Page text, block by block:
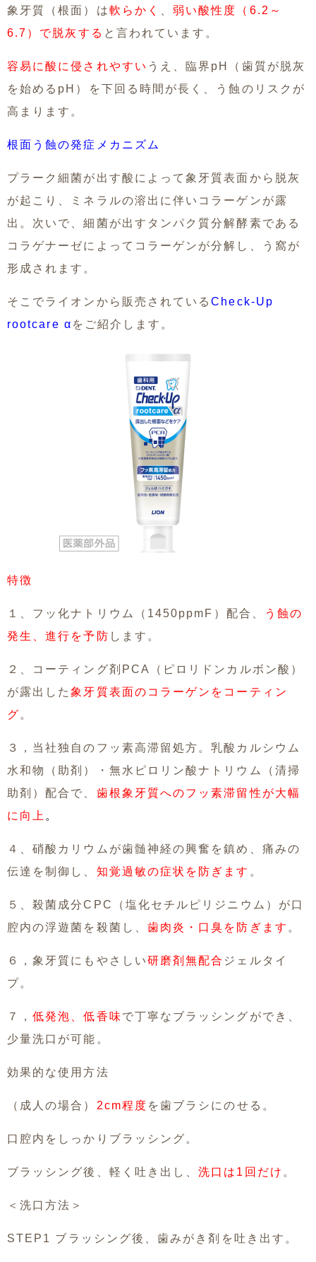
象牙質（根面）は軟らかく 、弱い酸性度（6.2～
6.7）で脱灰する と言われています。
容易に酸に侵されやすい うえ、臨界pH（歯質が脱灰
を始めるpH）を下回る時間が長く、う蝕のリスクが
高まります。
根面う蝕の発症メカニズム
プラーク細菌が出す酸によって象牙質表面から脱灰
が起こり、ミネラルの溶出に伴いコラーゲンが露
出。次いで、細菌が出すタンパク質分解酵素である
コラゲナーゼによってコラーゲンが分解し、う窩が
形成されます。
そこでライオンから販売されているCheck-Up
rootcare α をご紹介します。
特徴
１、フッ化ナトリウム（1450ppmF）配合、
う蝕の
発生、進行を予防 します。
２、コーティング剤PCA（ピロリドンカルボン酸）
が露出した象牙質表面のコラーゲンをコーティン
グ 。
３，当社独自のフッ素高滞留処方。乳酸カルシウム
水和物（助剤）・無水ピロリン酸ナトリウム（清掃
助剤）配合で、 歯根象牙質へのフッ素滞留性が大幅
に向上 。
４、硝酸カリウムが歯髄神経の興奮を鎮め、痛みの
伝達を制御し、 知覚過敏の症状を防ぎます 。
５、殺菌成分CPC（塩化セチルピリジニウム）が口
腔内の浮遊菌を殺菌し、 歯肉炎・口臭を防ぎます 。
６，象牙質にもやさしい研磨剤無配合 ジェルタイ
プ。
７，低発泡、低香味 で丁寧なブラッシングができ、
少量洗口が可能。
効果的な使用方法
（成人の場合） 2cm程度 を歯ブラシにのせる。
口腔内をしっかりブラッシング。
ブラッシング後、軽く吐き出し、洗口は1回だけ 。
＜洗口方法＞
STEP1 ブラッシング後、歯みがき剤を吐き出す。